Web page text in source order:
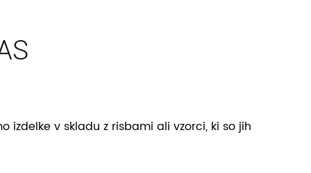
izdelke v skladu z risbami ali vzorci, ki so jih